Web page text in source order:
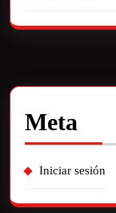
Meta
Iniciar sesión